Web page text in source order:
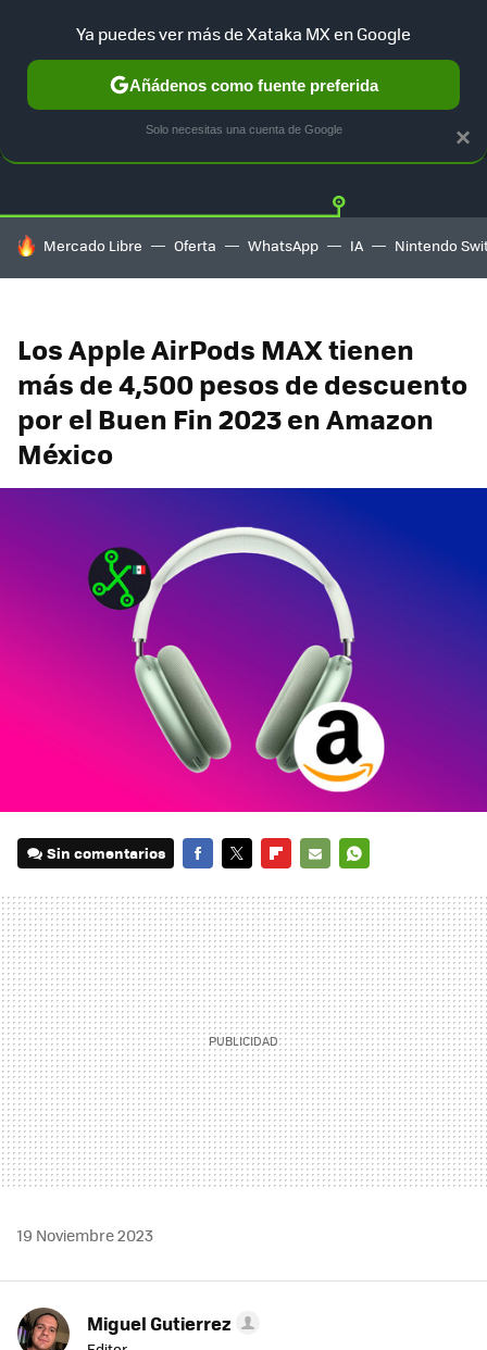
GUÍA DE COMPRAS MERCADO LIBRE
HOY SE HABLA DE
Mercado Libre Oferta WhatsApp IA Nintendo
Los Apple AirPods MAX tienen
más de 4,500 pesos de descuento
por el Buen Fin 2023 en Amazon
México
Sin comentarios
MAIL
19 Noviembre 2023
Miguel Gutierrez
×
Ya puedes ver más de Xataka MX en Google
Añádenos como fuente preferida
Solo necesitas una cuenta de Google